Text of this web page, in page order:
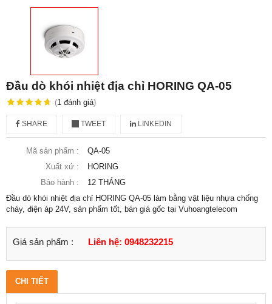
Đầu dò khói nhiệt địa chỉ HORING QA-05
(1 đánh giá)
SHARE TWEET LINKEDIN
Mã sản phẩm :
QA-05
Xuất xứ :
HORING
Bảo hành :
12 THÁNG
Đầu dò khói nhiệt địa chỉ HORING QA-05 làm bằng vật liệu nhựa chống
cháy, điện áp 24V, sản phẩm tốt, bán giá gốc tại Vuhoangtelecom
Giá sản phẩm : Liên hệ: 0948232215
CHI TIẾT